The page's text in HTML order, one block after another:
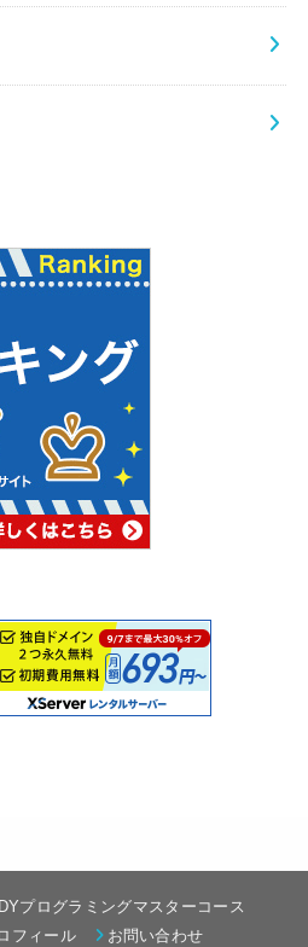
プログラミングマスターコース
フィール お問い合わせ